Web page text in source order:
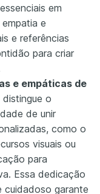
em
e
e referências
para criar
e empáticas de
distingue o
de unir
como o
visuais ou
para
Essa dedicação
cuidadoso garante